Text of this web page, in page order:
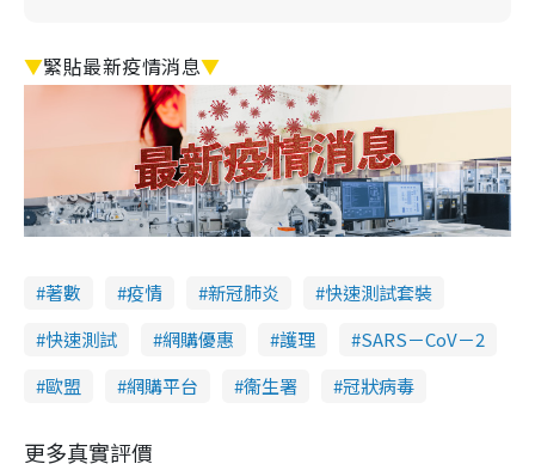
▼緊貼最新疫情消息▼
著數 疫情 新冠肺炎
快速測試套裝
快速測試
網購優惠 護理
SARS－CoV－2
歐盟
網購平台 衞生署 冠狀病毒
更多真實評價